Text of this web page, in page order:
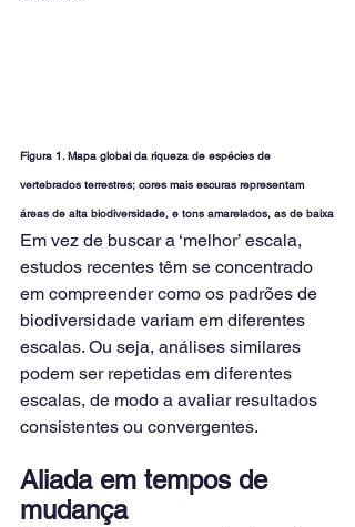
Figura 1. Mapa global da riqueza de espécies de
vertebrados terrestres; cores mais escuras representam
áreas de alta biodiversidade, e tons amarelados, as de baixa
Em vez de buscar a ‘melhor’ escala,
estudos recentes têm se concentrado
em compreender como os padrões de
biodiversidade variam em diferentes
escalas. Ou seja, análises similares
podem ser repetidas em diferentes
escalas, de modo a avaliar resultados
consistentes ou convergentes.
Aliada em tempos de
mudança